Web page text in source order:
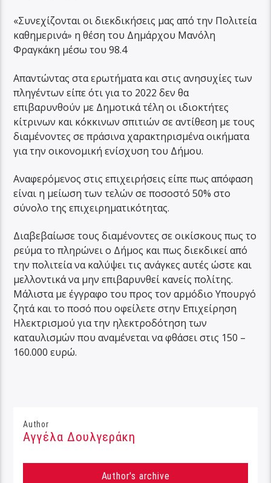
«Συνεχίζονται οι διεκδικήσεις μας από την Πολιτεία
καθημερινά» η θέση του Δημάρχου Μανόλη
Φραγκάκη μέσω του 98.4
Απαντώντας στα ερωτήματα και στις ανησυχίες των
πληγέντων είπε ότι για το 2022 δεν θα
επιβαρυνθούν με Δημοτικά τέλη οι ιδιοκτήτες
κίτρινων και κόκκινων σπιτιών σε αντίθεση με τους
διαμένοντες σε πράσινα χαρακτηρισμένα οικήματα
για την οικονομική ενίσχυση του Δήμου.
Αναφερόμενος στις επιχειρήσεις είπε πως απόφαση
είναι η μείωση των τελών σε ποσοστό 50% στο
σύνολο της επιχειρηματικότητας.
Διαβεβαίωσε τους διαμένοντες σε οικίσκους πως το
ρεύμα το πληρώνει ο Δήμος και πως διεκδικεί από
την πολιτεία να καλύψει τις ανάγκες αυτές ώστε και
μελλοντικά να μην επιβαρυνθεί κανείς πολίτης.
Μάλιστα με έγγραφο του προς τον αρμόδιο Υπουργό
ζητά και το ποσό που οφείλετε στην Επιχείρηση
Ηλεκτρισμού για την ηλεκτροδότηση των
καταυλισμών που αναμένεται να φθάσει στις 150 –
160.000 ευρώ.
Author
Αγγέλα Δουλγεράκη
Author's archive